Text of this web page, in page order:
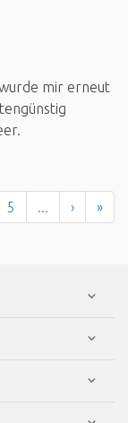
mir erneut
5 ... › »